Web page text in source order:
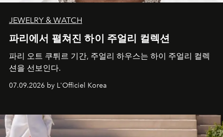
JEWELRY & WATCH
파리에서 펼쳐진 하이 주얼리 컬렉션
파리 오트 쿠튀르 기간, 주얼리 하우스는 하이 주얼리 컬렉
션을 선보인다.
07.09.2026 by L'Officiel Korea